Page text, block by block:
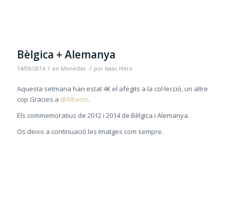
Bèlgica + Alemanya
14/09/2014 / en Monedes / por Isaac Hero
Aquesta setmana han estat 4€ el afegits a la col·lecció, un altre
cop Gracies a @Alberto.
Els commemoratius de 2012 i 2014 de Bèlgica i Alemanya.
Os deixo a continuació les Imatges com sempre.